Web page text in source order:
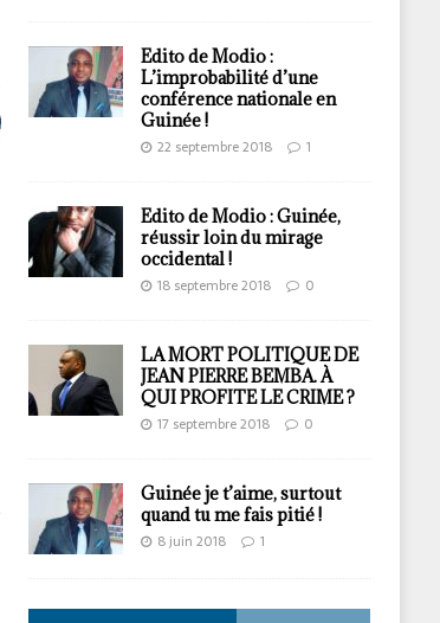
Edito de Modio :
L’improbabilité d’une
conférence nationale en
Guinée !
22 septembre 2018 1
Edito de Modio : Guinée,
réussir loin du mirage
occidental !
18 septembre 2018 0
LA MORT POLITIQUE DE
JEAN PIERRE BEMBA. À
QUI PROFITE LE CRIME ?
17 septembre 2018 0
Guinée je t’aime, surtout
quand tu me fais pitié !
8 juin 2018 1